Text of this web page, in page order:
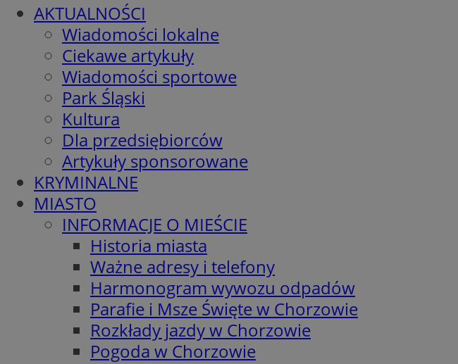
AKTUALNOŚCI
Wiadomości lokalne
Ciekawe artykuły
Wiadomości sportowe
Park Śląski
Kultura
Dla przedsiębiorców
Artykuły sponsorowane
KRYMINALNE
MIASTO
INFORMACJE O MIEŚCIE
Historia miasta
Ważne adresy i telefony
Harmonogram wywozu odpadów
Parafie i Msze Święte w Chorzowie
Rozkłady jazdy w Chorzowie
Pogoda w Chorzowie